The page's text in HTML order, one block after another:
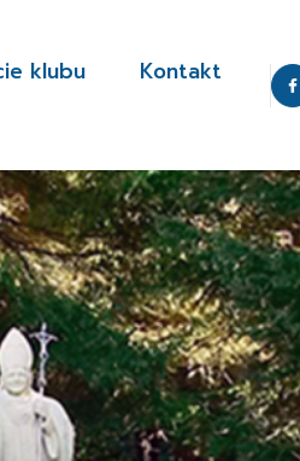
klubu Kontakt